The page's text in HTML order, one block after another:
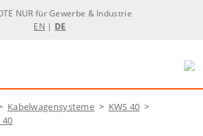
NUR für Gewerbe & Industrie
EN | DE
Kabelwagensysteme > KWS 40 >
40